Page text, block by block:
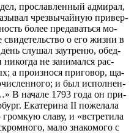
про­слав­лен­ный адми­рал,
чрез­вы­чай­ную при­вер­
бо­лее пре­да­вать­ся мо­
о его жиз­ни в
слу­шал за­ут­ре­ню, обед­
не за­ни­мал­ся рас­
а про­из­но­ся при­го­вор, ща­
и был ис­пол­нен­
В на­ча­ле 1793 го­да он при­
Ека­те­ри­на II по­же­ла­ла
сла­ву, и «встре­ти­ла
ма­ло зна­ко­мо­го с